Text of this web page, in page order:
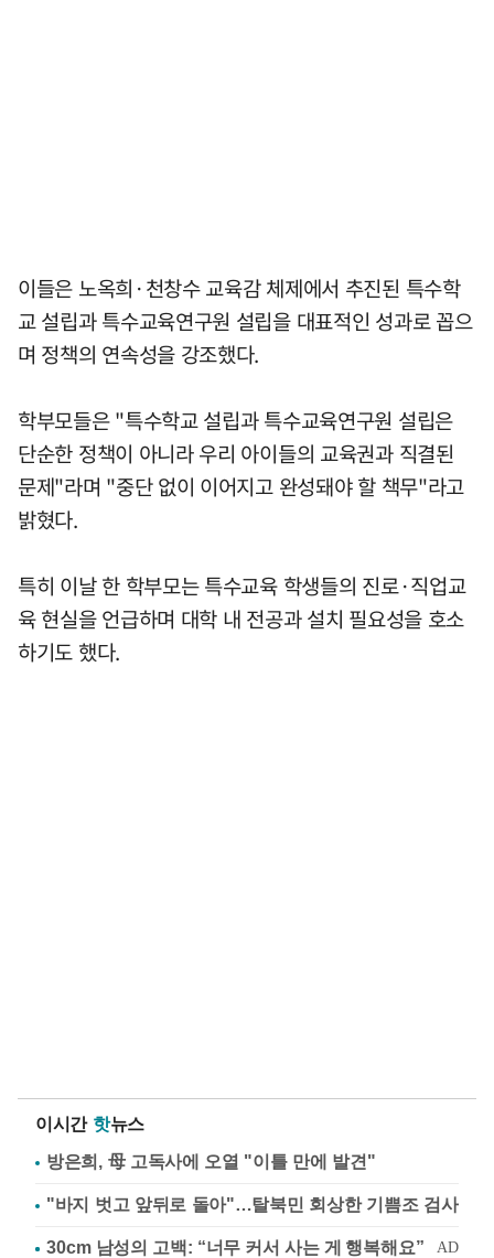
이들은 노옥희·천창수 교육감 체제에서 추진된 특수학
교 설립과 특수교육연구원 설립을 대표적인 성과로 꼽으
며 정책의 연속성을 강조했다.
학부모들은 "특수학교 설립과 특수교육연구원 설립은
단순한 정책이 아니라 우리 아이들의 교육권과 직결된
문제"라며 "중단 없이 이어지고 완성돼야 할 책무"라고
밝혔다.
특히 이날 한 학부모는 특수교육 학생들의 진로·직업교
육 현실을 언급하며 대학 내 전공과 설치 필요성을 호소
하기도 했다.
이시간 핫뉴스
방은희, 母 고독사에 오열 "이틀 만에 발견"
"바지 벗고 앞뒤로 돌아"…탈북민 회상한 기쁨조 검사